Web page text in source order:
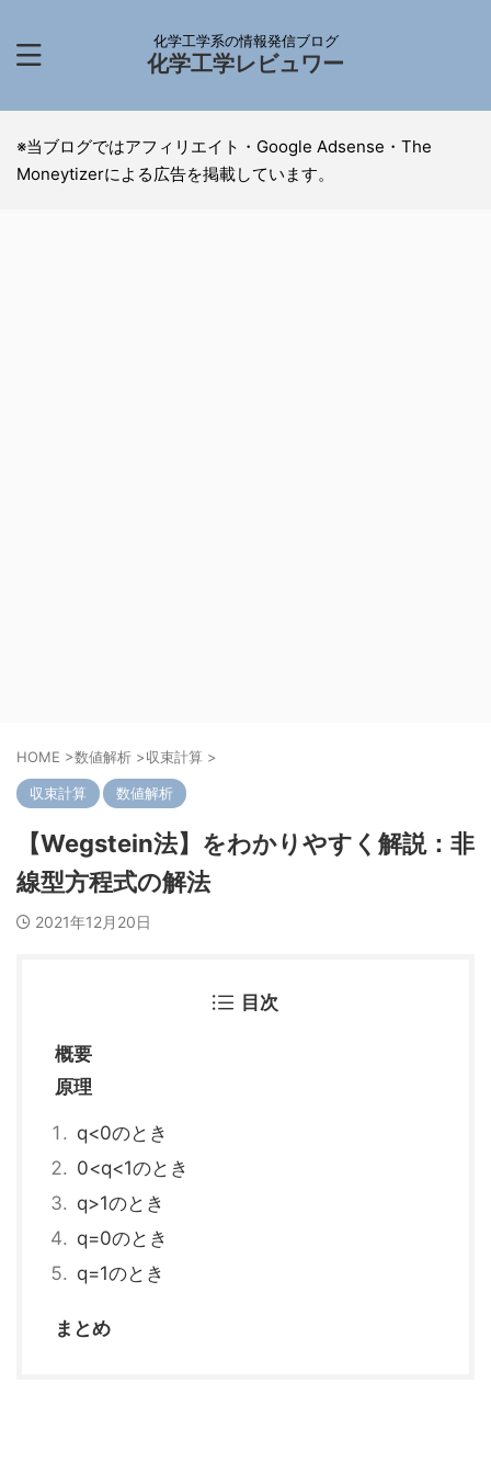
化学工学系の情報発信ブログ
化学工学レビュワー
※当ブログではアフィリエイト・Google Adsense・The
Moneytizerによる広告を掲載しています。
HOME >数値解析 >収束計算 >
収束計算 数値解析
【Wegstein法】をわかりやすく解説：非
線型方程式の解法
2021年12月20日
目次
概要
原理
q<0のとき
0<q<1のとき
q>1のとき
q=0のとき
q=1のとき
まとめ